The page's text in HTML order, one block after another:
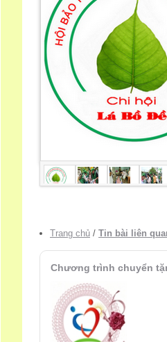
Trang chủ / Tin bài liên
Chương trình chuyển